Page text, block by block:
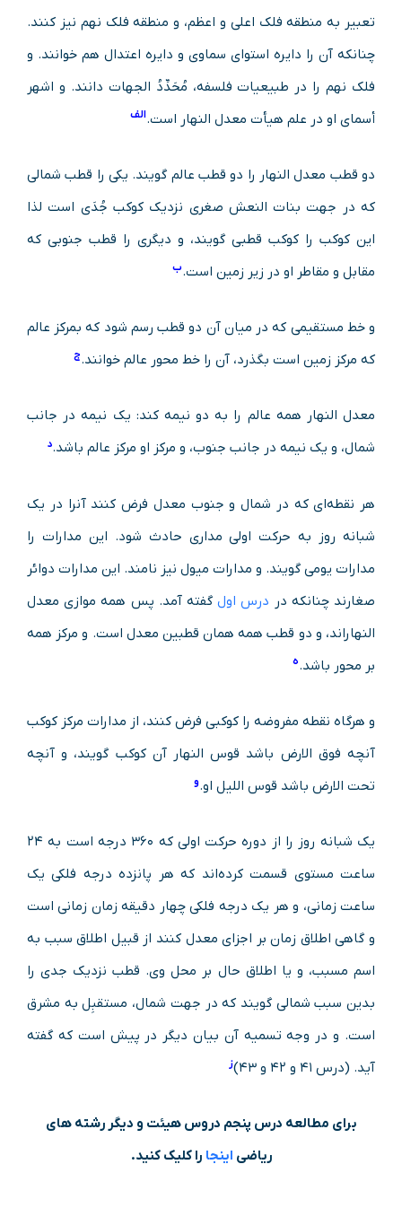
تعبیر به منطقه فلک اعلی و اعظم، و منطقه فلک نهم نیز کنند.
چنانکه آن را دایره استوای سماوی و دایره اعتدال هم خوانند. و
فلک نهم را در طبیعیات فلسفه، مُحَدِّدُ الجهات دانند. و اشهر
أسمای او در علم هیأت معدل النهار است.الف
دو قطب معدل النهار را دو قطب عالم گویند. یکی را قطب شمالی
که در جهت بنات النعش صغری نزدیک کوکب جُدَی است لذا
این کوکب را کوکب قطبی گویند، و دیگری را قطب جنوبی که
مقابل و مقاطر او در زیر زمین است.ب
و خط مستقیمی که در میان آن دو قطب رسم شود که بمرکز عالم
که مرکز زمین است بگذرد، آن را خط محور عالم خوانند.ج
معدل النهار همه عالم را به دو نیمه کند: یک نیمه در جانب
شمال، و یک نیمه در جانب جنوب، و مرکز او مرکز عالم باشد.د
هر نقطه‌ای که در شمال و جنوب معدل فرض کنند آنرا در یک
شبانه روز به حرکت اولی مداری حادث شود. این مدارات را
مدارات یومی گویند. و مدارات میول نیز نامند. این مدارات دوائر
صغارند چنانکه در درس اولگفته آمد. پس همه موازی معدل
النهاراند، و دو قطب همه همان قطبین معدل است. و مرکز همه
بر محور باشد.ه
و هرگاه نقطه مفروضه را کوکبی فرض کنند، از مدارات مرکز کوکب
آنچه فوق الارض باشد قوس النهار آن کوکب گویند، و آنچه
تحت الارض باشد قوس اللیل او.و
یک شبانه روز را از دوره حرکت اولی که ۳۶۰ درجه است به ۲۴
ساعت مستوی قسمت کرده‌اند که هر پانزده درجه فلکی یک
ساعت زمانی، و هر یک درجه فلکی چهار دقیقه زمان زمانی است
و گاهی اطلاق زمان بر اجزای معدل کنند از قبیل اطلاق سبب به
اسم مسبب، و یا اطلاق حال بر محل وی. قطب نزدیک جدی را
بدین سبب شمالی ‌گویند که در جهت شمال، مستقبِل به مشرق
است. و در وجه تسمیه آن بیان دیگر در پیش است که گفته
آید. (درس ۴۱ و ۴۲ و ۴۳)
ز
برای مطالعه درس پنجم دروس هیئت و دیگر رشته های
ریاضی اینجا را کلیک کنید.